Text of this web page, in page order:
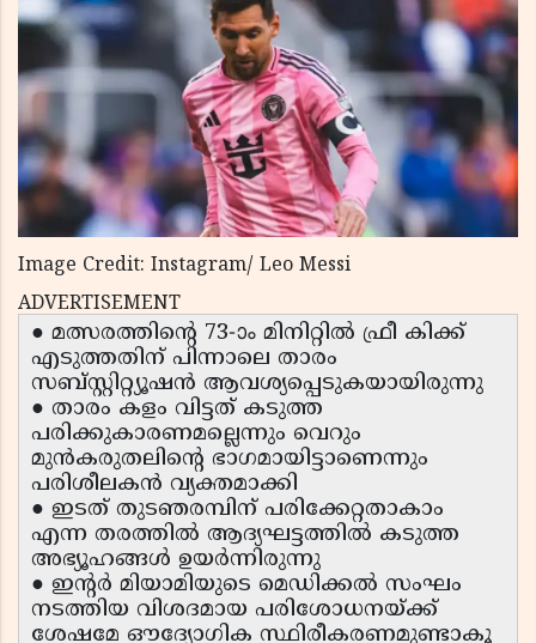
Image Credit: Instagram/ Leo Messi
ADVERTISEMENT
● മത്സരത്തിന്റെ 73-ാം മിനിറ്റിൽ ഫ്രീ കിക്ക്
എടുത്തതിന് പിന്നാലെ താരം
സബ്സ്റ്റിറ്റ്യൂഷൻ ആവശ്യപ്പെടുകയായിരുന്നു
● താരം കളം വിട്ടത് കടുത്ത
പരിക്കുകാരണമല്ലെന്നും വെറും
മുൻകരുതലിന്റെ ഭാഗമായിട്ടാണെന്നും
പരിശീലകൻ വ്യക്തമാക്കി
● ഇടത് തുടഞരമ്പിന് പരിക്കേറ്റതാകാം
എന്ന തരത്തിൽ ആദ്യഘട്ടത്തിൽ കടുത്ത
അഭ്യൂഹങ്ങൾ ഉയർന്നിരുന്നു
● ഇന്റർ മിയാമിയുടെ മെഡിക്കൽ സംഘം
നടത്തിയ വിശദമായ പരിശോധനയ്ക്ക്
ശേഷമേ ഔദ്യോഗിക സ്ഥിരീകരണമുണ്ടാകൂ